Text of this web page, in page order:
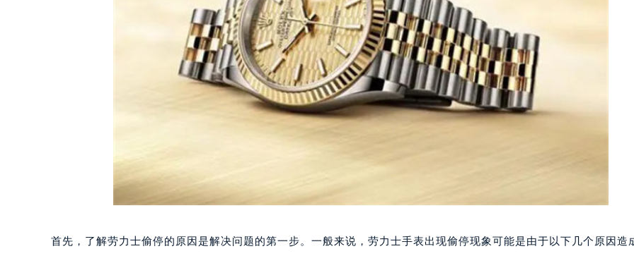
首先，了解劳力士偷停的原因是解决问题的第一步。一般来说，劳力士手表出现偷停现象可能是由于以下几个原因造